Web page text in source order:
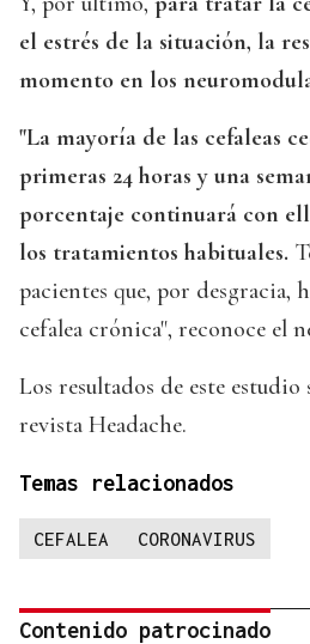
el estrés de la situación, la
momento en los
"La mayoría de las cefaleas
primeras 24 horas y una
porcentaje continuará con
los tratamientos habituales.
pacientes que, por desgracia,
cefalea crónica", reconoce el
Los resultados de este
revista Headache.
Temas relacionados
CEFALEA CORONAVIRUS
Contenido patrocinado